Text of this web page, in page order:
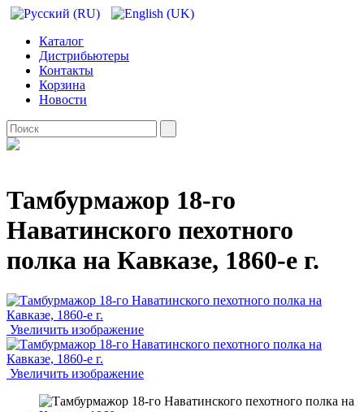
Каталог
Дистрибьютеры
Контакты
Корзина
Новости
Тамбурмажор 18-го
Наватинского пехотного
полка на Кавказе, 1860-е г.
Увеличить изображение
Увеличить изображение